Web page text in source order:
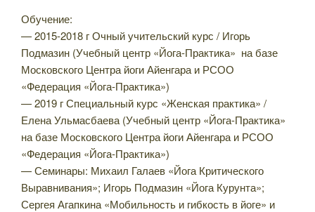
Обучение:
— 2015-2018 г Очный учительский курс / Игорь
Подмазин (Учебный центр «Йога-Практика» на базе
Московского Центра йоги Айенгара и РСОО
«Федерация «Йога-Практика»)
— 2019 г Специальный курс «Женская практика» /
Елена Ульмасбаева (Учебный центр «Йога-Практика»
на базе Московского Центра йоги Айенгара и РСОО
«Федерация «Йога-Практика»)
— Семинары: Михаил Галаев «Йога Критического
Выравнивания»; Игорь Подмазин «Йога Курунта»;
Сергея Агапкина «Мобильность и гибкость в йоге» и